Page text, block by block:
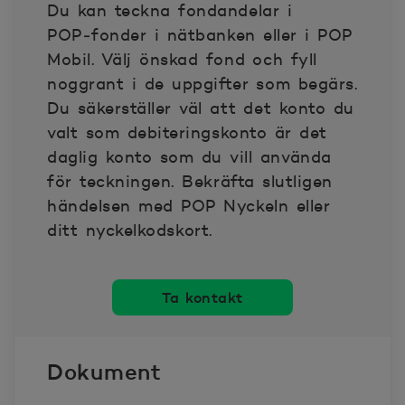
2025-08-15 71.055
2025-08-18 71.092
2025-08-19 71.107
2025-08-20 71.058
2025-08-21 70.999
2025-08-25 71.042
2025-08-26
Du kan teckna fondandelar i
POP‑fonder i nätbanken eller i POP
Mobil. Välj önskad fond och fyll
noggrant i de uppgifter som begärs.
Du säkerställer väl att det konto du
valt som debiteringskonto är det
daglig konto som du vill använda
för teckningen. Bekräfta slutligen
händelsen med POP Nyckeln eller
ditt nyckelkodskort.
Ta kontakt
Dokument